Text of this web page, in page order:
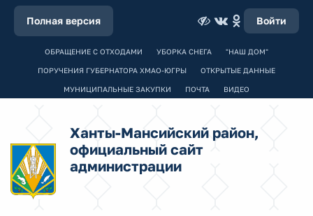
Полная версия Войти
ОБРАЩЕНИЕ С ОТХОДАМИ УБОРКА СНЕГА "НАШ ДОМ"
ПОРУЧЕНИЯ ГУБЕРНАТОРА ХМАО-ЮГРЫ ОТКРЫТЫЕ ДАННЫЕ
МУНИЦИПАЛЬНЫЕ ЗАКУПКИ ПОЧТА ВИДЕО
Ханты-Мансийский район,
официальный сайт
администрации